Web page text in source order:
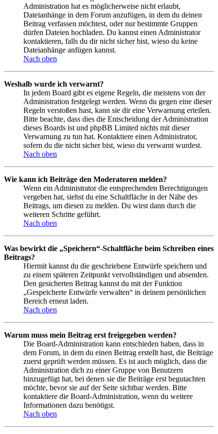
Administration hat es möglicherweise nicht erlaubt,
Dateianhänge in dem Forum anzufügen, in dem du deinen
Beitrag verfassen möchtest, oder nur bestimmte Gruppen
dürfen Dateien hochladen. Du kannst einen Administrator
kontaktieren, falls du dir nicht sicher bist, wieso du keine
Dateianhänge anfügen kannst.
Nach oben
Weshalb wurde ich verwarnt?
In jedem Board gibt es eigene Regeln, die meistens von der
Administration festgelegt werden. Wenn du gegen eine dieser
Regeln verstoßen hast, kann sie dir eine Verwarnung erteilen.
Bitte beachte, dass dies die Entscheidung der Administration
dieses Boards ist und phpBB Limited nichts mit dieser
Verwarnung zu tun hat. Kontaktiere einen Administrator,
sofern du die nicht sicher bist, wieso du verwarnt wurdest.
Nach oben
Wie kann ich Beiträge den Moderatoren melden?
Wenn ein Administrator die entsprechenden Berechtigungen
vergeben hat, siehst du eine Schaltfläche in der Nähe des
Beitrags, um diesen zu melden. Du wirst dann durch die
weiteren Schritte geführt.
Nach oben
Was bewirkt die „Speichern“-Schaltfläche beim Schreiben eines
Beitrags?
Hiermit kannst du die geschriebene Entwürfe speichern und
zu einem späteren Zeitpunkt vervollständigen und absenden.
Den gesicherten Beitrag kannst du mit der Funktion
„Gespeicherte Entwürfe verwalten“ in deinem persönlichen
Bereich erneut laden.
Nach oben
Warum muss mein Beitrag erst freigegeben werden?
Die Board-Administration kann entschieden haben, dass in
dem Forum, in dem du einen Beitrag erstellt hast, die Beiträge
zuerst geprüft werden müssen. Es ist auch möglich, dass die
Administration dich zu einer Gruppe von Benutzern
hinzugefügt hat, bei denen sie die Beiträge erst begutachten
möchte, bevor sie auf der Seite sichtbar werden. Bitte
kontaktiere die Board-Administration, wenn du weitere
Informationen dazu benötigst.
Nach oben